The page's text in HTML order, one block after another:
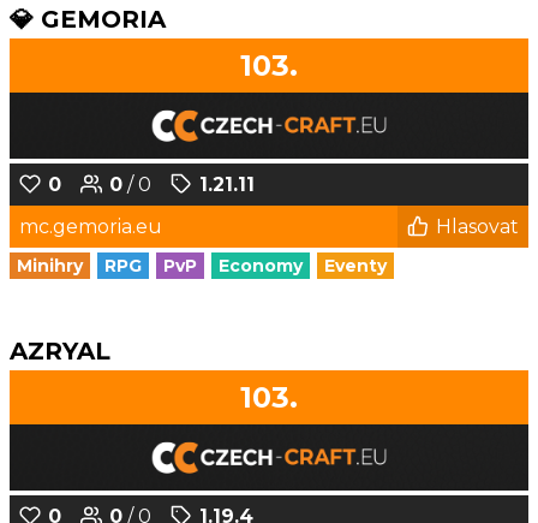
💎 GEMORIA
103.
0 0 / 0
1.21.11
mc.gemoria.eu
Hlasovat
Minihry RPG PvP Economy Eventy
AZRYAL
103.
0 0 / 0 1.19.4